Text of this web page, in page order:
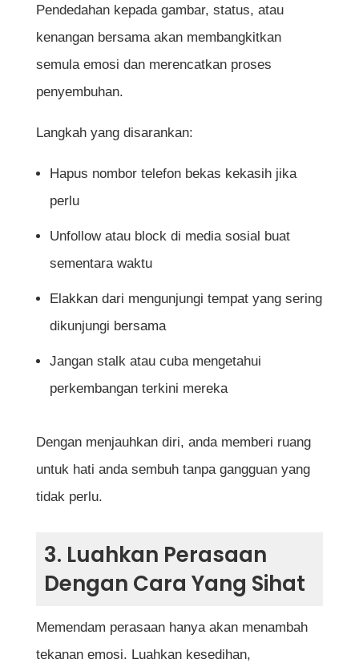
Pendedahan kepada gambar, status, atau
kenangan bersama akan membangkitkan
semula emosi dan merencatkan proses
penyembuhan.
Langkah yang disarankan:
Hapus nombor telefon bekas kekasih jika
perlu
Unfollow atau block di media sosial buat
sementara waktu
Elakkan dari mengunjungi tempat yang sering
dikunjungi bersama
Jangan stalk atau cuba mengetahui
perkembangan terkini mereka
Dengan menjauhkan diri, anda memberi ruang
untuk hati anda sembuh tanpa gangguan yang
tidak perlu.
3. Luahkan Perasaan
Dengan Cara Yang Sihat
Memendam perasaan hanya akan menambah
tekanan emosi. Luahkan kesedihan,